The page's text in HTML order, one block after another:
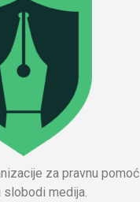
za pravnu pomoć
medija.